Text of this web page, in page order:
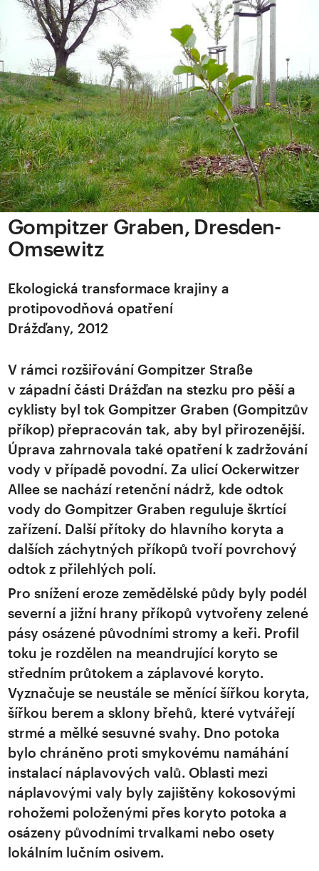
Gompitzer Graben, Dresden-
Omsewitz
Ekologická transformace krajiny a
protipovodňová opatření
Drážďany, 2012
V rámci rozšiřování Gompitzer Straße
v západní části Drážďan na stezku pro pěší a
cyklisty byl tok Gompitzer Graben (Gompitzův
příkop) přepracován tak, aby byl přirozenější.
Úprava zahrnovala také opatření k zadržování
vody v případě povodní. Za ulicí Ockerwitzer
Allee se nachází retenční nádrž, kde odtok
vody do Gompitzer Graben reguluje škrtící
zařízení. Další přítoky do hlavního koryta a
dalších záchytných příkopů tvoří povrchový
odtok z přilehlých polí.
Pro snížení eroze zemědělské půdy byly podél
severní a jižní hrany příkopů vytvořeny zelené
pásy osázené původními stromy a keři. Profil
toku je rozdělen na meandrující koryto se
středním průtokem a záplavové koryto.
Vyznačuje se neustále se měnící šířkou koryta,
šířkou berem a sklony břehů, které vytvářejí
strmé a mělké sesuvné svahy. Dno potoka
bylo chráněno proti smykovému namáhání
instalací náplavových valů. Oblasti mezi
náplavovými valy byly zajištěny kokosovými
rohožemi položenými přes koryto potoka a
osázeny původními trvalkami nebo osety
lokálním lučním osivem.